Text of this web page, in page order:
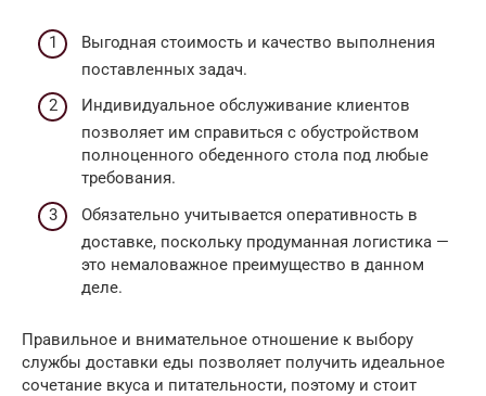
Выгодная стоимость и качество выполнения
поставленных задач.
Индивидуальное обслуживание клиентов
позволяет им справиться с обустройством
полноценного обеденного стола под любые
требования.
Обязательно учитывается оперативность в
доставке, поскольку продуманная логистика —
это немаловажное преимущество в данном
деле.
Правильное и внимательное отношение к выбору
службы доставки еды позволяет получить идеальное
сочетание вкуса и питательности, поэтому и стоит